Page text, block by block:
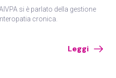
si è parlato della gestione
cronica.
Leggi